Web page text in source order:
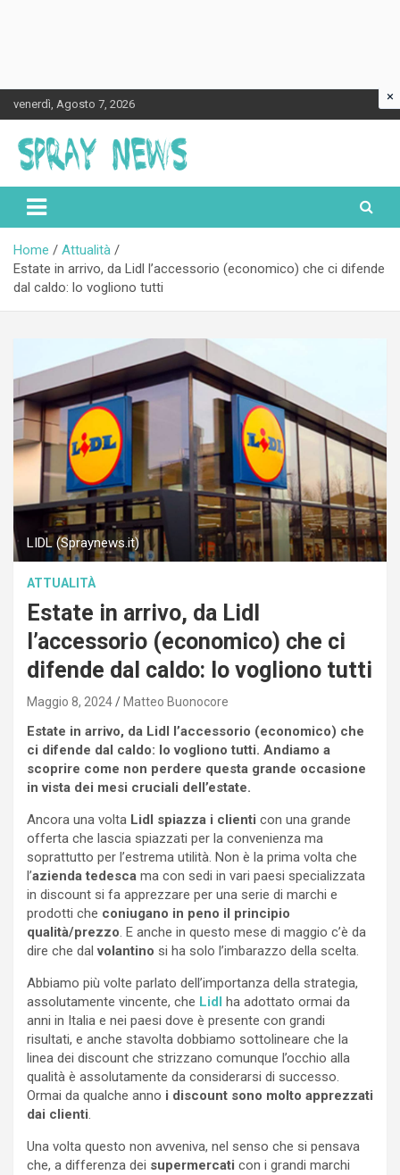
to
content
venerdì, Agosto 7, 2026
Spraynews.it
Home
Attualità
Estate in arrivo, da Lidl l’accessorio (economico) che ci difende
dal caldo: lo vogliono tutti
LIDL (Spraynews.it)
ATTUALITÀ
Estate in arrivo, da Lidl
l’accessorio (economico) che ci
difende dal caldo: lo vogliono tutti
Maggio 8, 2024 Matteo Buonocore
Estate in arrivo, da Lidl l’accessorio (economico) che
ci difende dal caldo: lo vogliono tutti. Andiamo a
scoprire come non perdere questa grande occasione
in vista dei mesi cruciali dell’estate.
Ancora una volta Lidl spiazza i clienti con una grande
offerta che lascia spiazzati per la convenienza ma
soprattutto per l’estrema utilità. Non è la prima volta che
l’azienda tedesca ma con sedi in vari paesi specializzata
in discount si fa apprezzare per una serie di marchi e
prodotti che coniugano in peno il principio
qualità/prezzo. E anche in questo mese di maggio c’è da
dire che dalvolantino si ha solo l’imbarazzo della scelta.
Abbiamo più volte parlato dell’importanza della strategia,
assolutamente vincente, che Lidl
ha adottato ormai da
anni in Italia e nei paesi dove è presente con grandi
risultati, e anche stavolta dobbiamo sottolineare che la
linea dei discount che strizzano comunque l’occhio alla
qualità è assolutamente da considerarsi di successo.
Ormai da qualche anno i discount sono molto apprezzati
dai clienti.
Una volta questo non avveniva, nel senso che si pensava
che, a differenza dei supermercati con i grandi marchi
×